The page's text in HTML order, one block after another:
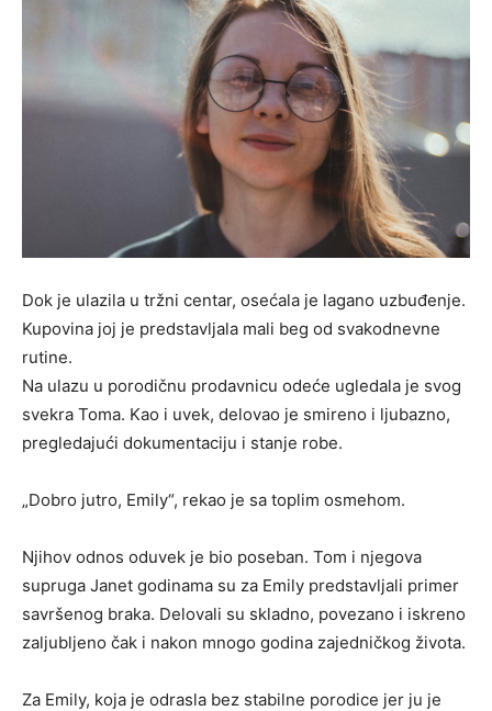
Dok je ulazila u tržni centar, osećala je lagano uzbuđenje.
Kupovina joj je predstavljala mali beg od svakodnevne
rutine.
Na ulazu u porodičnu prodavnicu odeće ugledala je svog
svekra Toma. Kao i uvek, delovao je smireno i ljubazno,
pregledajući dokumentaciju i stanje robe.
„Dobro jutro, Emily“, rekao je sa toplim osmehom.
Njihov odnos oduvek je bio poseban. Tom i njegova
supruga Janet godinama su za Emily predstavljali primer
savršenog braka. Delovali su skladno, povezano i iskreno
zaljubljeno čak i nakon mnogo godina zajedničkog života.
Za Emily, koja je odrasla bez stabilne porodice jer ju je